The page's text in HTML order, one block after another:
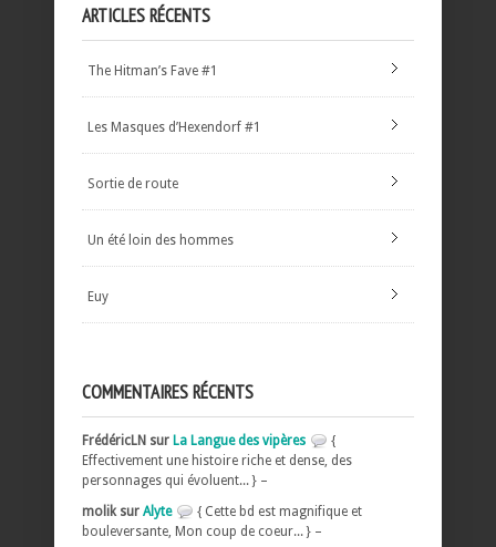
ARTICLES RÉCENTS
The Hitman’s Fave #1
Les Masques d’Hexendorf #1
Sortie de route
Un été loin des hommes
Euy
COMMENTAIRES RÉCENTS
FrédéricLN sur La Langue des vipères
{
Effectivement une histoire riche et dense, des
personnages qui évoluent... } –
molik sur Alyte
{ Cette bd est magnifique et
bouleversante, Mon coup de coeur... } –